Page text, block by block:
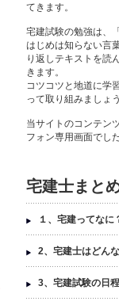
てきます。
宅建試験の勉強は、
はじめは知らない言
り返しテキストを読
きます。
コツコツと地道に学
って取り組みましょ
当サイトのコンテン
フォン専用画面でし
宅建士まと
１、宅建ってなに
2、宅建士はどん
3、宅建試験の日